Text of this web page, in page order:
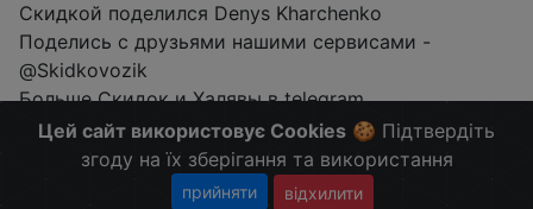
Скидкой поделился Denys Kharchenko
Поделись с друзьями нашими сервисами -
@Skidkovozik
Больше Скидок и Халявы в telegram
t.me/%2B8jHVizJO6XY3M2Qy
Цей сайт використовує Cookies 🍪 Підтвердіть
згоду на їх зберігання та використання
прийняти відхилити